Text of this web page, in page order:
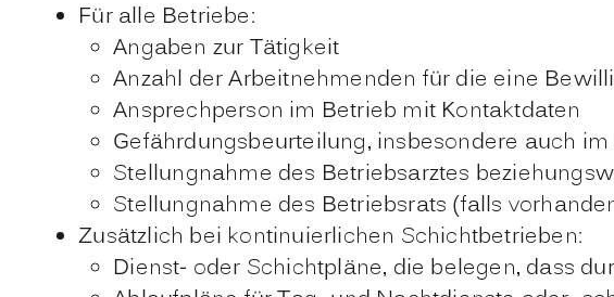
Für alle Betriebe:
Angaben zur Tätigkeit
Anzahl der Arbeitnehmenden für die eine
Ansprechperson im Betrieb mit Kontaktdaten
Gefährdungsbeurteilung, insbesondere auch
Stellungnahme des Betriebsarztes
Stellungnahme des Betriebsrats (falls
Zusätzlich bei kontinuierlichen Schichtbetrieben:
Dienst- oder Schichtpläne, die belegen, dass